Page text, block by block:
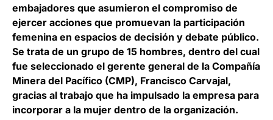
embajadores que asumieron el compromiso de
ejercer acciones que promuevan la participación
femenina en espacios de decisión y debate público.
Se trata de un grupo de 15 hombres, dentro del cual
fue seleccionado el gerente general de la Compañía
Minera del Pacífico (CMP), Francisco Carvajal,
gracias al trabajo que ha impulsado la empresa para
incorporar a la mujer dentro de la organización.